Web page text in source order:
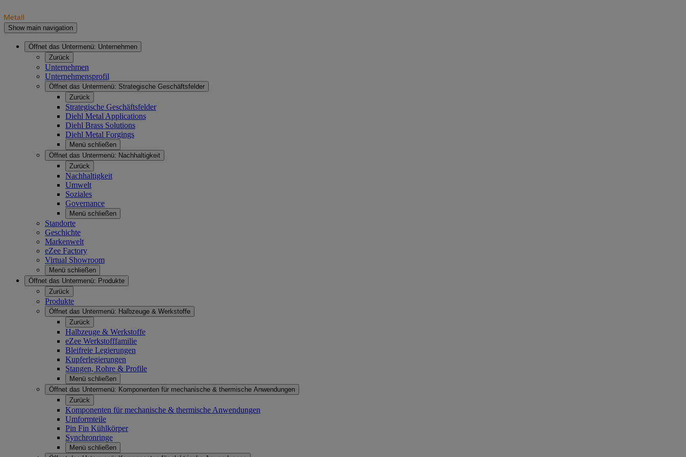
Show main navigation
Öffnet das Untermenü: Unternehmen
Zurück
Unternehmen
Unternehmensprofil
Öffnet das Untermenü: Strategische Geschäftsfelder
Zurück
Strategische Geschäftsfelder
Diehl Metal Applications
Diehl Brass Solutions
Diehl Metal Forgings
Menü schließen
Öffnet das Untermenü: Nachhaltigkeit
Zurück
Nachhaltigkeit
Umwelt
Soziales
Governance
Menü schließen
Standorte
Geschichte
Markenwelt
eZee Factory
Virtual Showroom
Menü schließen
Öffnet das Untermenü: Produkte
Zurück
Produkte
Öffnet das Untermenü: Halbzeuge & Werkstoffe
Zurück
Halbzeuge & Werkstoffe
eZee Werkstofffamilie
Bleifreie Legierungen
Kupferlegierungen
Stangen, Rohre & Profile
Menü schließen
Öffnet das Untermenü: Komponenten für mechanische & thermische Anwendungen
Zurück
Komponenten für mechanische & thermische Anwendungen
Umformteile
Pin Fin Kühlkörper
Synchronringe
Menü schließen